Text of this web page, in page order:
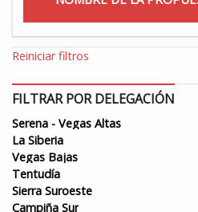
Reiniciar filtros
FILTRAR POR DELEGACIÓN